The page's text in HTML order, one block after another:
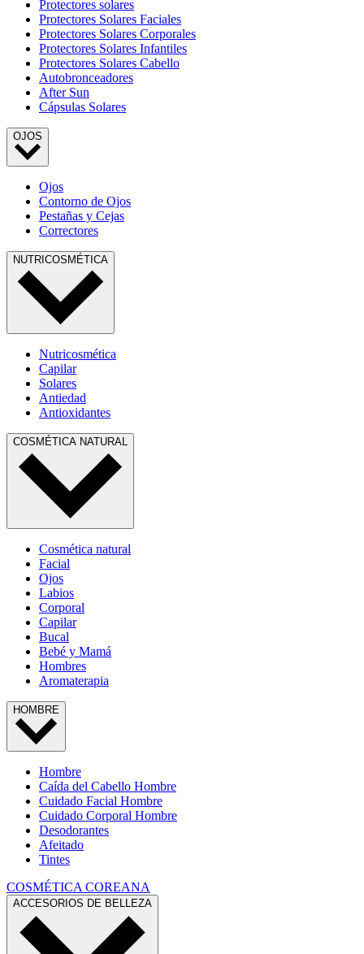
Protectores solares
Protectores Solares Faciales
Protectores Solares Corporales
Protectores Solares Infantiles
Protectores Solares Cabello
Autobronceadores
After Sun
Cápsulas Solares
OJOS
Ojos
Contorno de Ojos
Pestañas y Cejas
Correctores
NUTRICOSMÉTICA
Nutricosmética
Capilar
Solares
Antiedad
Antioxidantes
COSMÉTICA NATURAL
Cosmética natural
Facial
Ojos
Labios
Corporal
Capilar
Bucal
Bebé y Mamá
Hombres
Aromaterapia
HOMBRE
Hombre
Caída del Cabello Hombre
Cuidado Facial Hombre
Cuidado Corporal Hombre
Desodorantes
Afeitado
Tintes
COSMÉTICA COREANA
ACCESORIOS DE BELLEZA